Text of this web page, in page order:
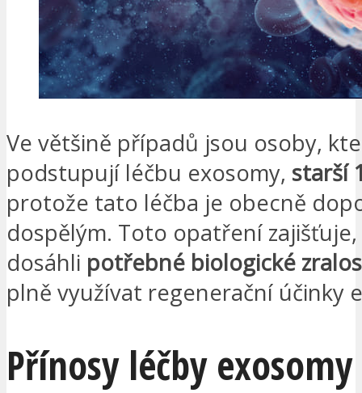
Ve většině případů jsou osoby,
podstupují léčbu exosomy, starší
protože tato léčba je obecně
dospělým. Toto opatření
dosáhli potřebné biologické
plně využívat regenerační účinky
Přínosy léčby exosomy